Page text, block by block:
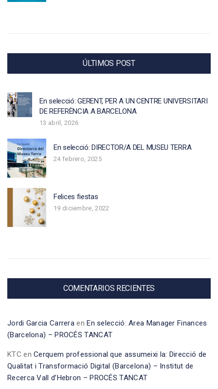
ÚLTIMOS POST
En selecció: GERENT, PER A UN CENTRE UNIVERSITARI
DE REFERÈNCIA A BARCELONA
13 abril, 2026
En selecció: DIRECTOR/A DEL MUSEU TERRA
24 febrero, 2025
Felices fiestas
19 diciembre, 2022
COMENTARIOS RECIENTES
Jordi Garcia Carrera enEn selecció: Area Manager Finances
(Barcelona) – PROCÉS TANCAT
KTC enCerquem professional que assumeixi la: Direcció de
Qualitat i Transformació Digital (Barcelona) – Institut de
Recerca Vall d’Hebron – PROCÉS TANCAT